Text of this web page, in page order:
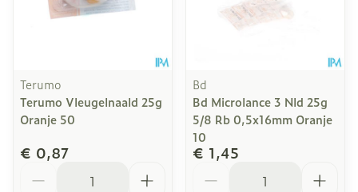
Terumo
Terumo Vleugelnaald 25g
Oranje 50
€ 0,87
Bd
Bd Microlance 3 Nld 25g
5/8 Rb 0,5x16mm Oranje
10
€ 1,45